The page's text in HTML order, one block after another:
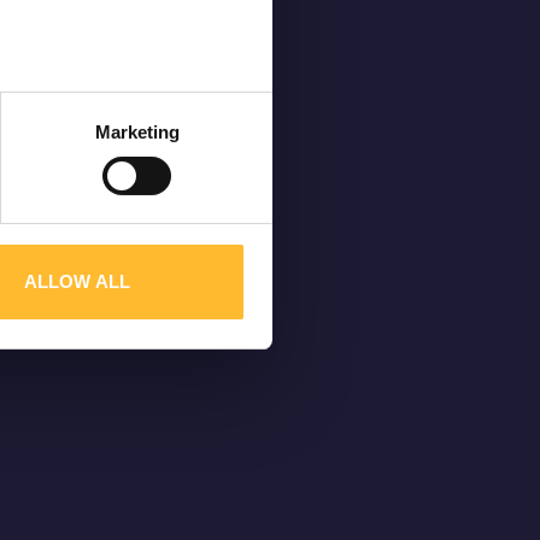
combine it with other
Marketing
ALLOW ALL